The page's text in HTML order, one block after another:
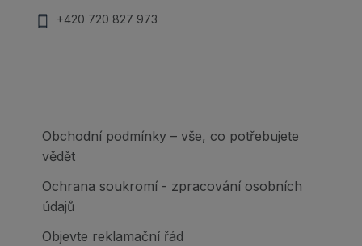
+420 720 827 973
Obchodní podmínky – vše, co potřebujete
vědět
Ochrana soukromí - zpracování osobních
údajů
Objevte reklamační řád